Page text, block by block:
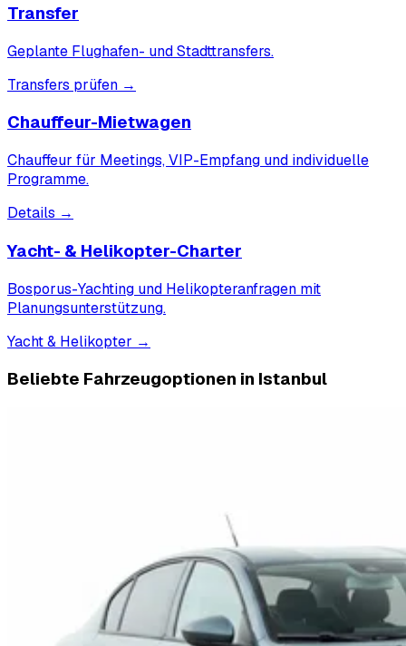
Transfer
Geplante Flughafen- und Stadttransfers.
Transfers prüfen →
Chauffeur-Mietwagen
Chauffeur für Meetings, VIP-Empfang und individuelle
Programme.
Details →
Yacht- & Helikopter-Charter
Bosporus-Yachting und Helikopteranfragen mit
Planungsunterstützung.
Yacht & Helikopter →
Beliebte Fahrzeugoptionen in Istanbul